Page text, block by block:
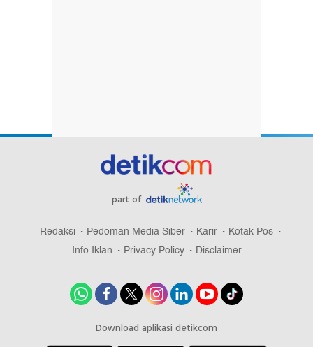
part of
Redaksi Pedoman Media Siber Karir
Kotak Pos
Info Iklan
Privacy Policy Disclaimer
Download aplikasi detikcom